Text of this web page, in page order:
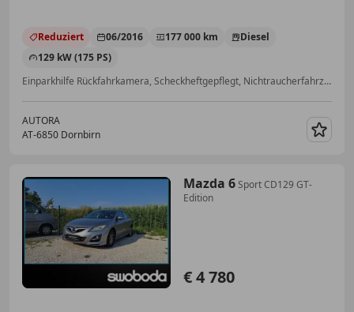
Reduziert 06/2016 177 000 km
Diesel
129 kW (175 PS)
Einparkhilfe Rückfahrkamera, Scheckheftgepflegt, Nichtraucherfahrzeug, Allrad, Elektrische Seitenspiegel, Sitzheizung, LED-Scheinwerfer, Fahrerairbag
AUTORA
AT-6850 Dornbirn
Mazda 6Sport CD129 GT-
Edition
€ 4 780